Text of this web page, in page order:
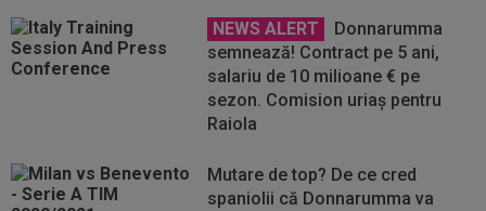
NEWS ALERT
Donnarumma
semnează! Contract pe 5 ani,
salariu de 10 milioane € pe
sezon. Comision uriaș pentru
Raiola
Mutare de top? De ce cred
spaniolii că Donnarumma va